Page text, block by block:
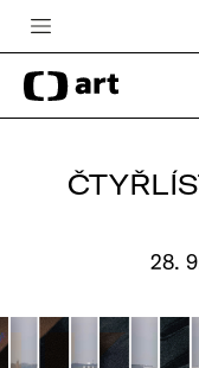
Česká televize
Zpravodajství
28.